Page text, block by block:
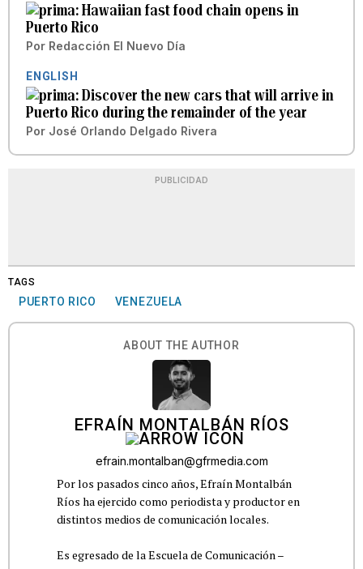
Hawaiian fast food chain opens in
Puerto Rico
Por Redacción El Nuevo Día
ENGLISH
Discover the new cars that will arrive in
Puerto Rico during the remainder of the year
Por José Orlando Delgado Rivera
PUBLICIDAD
TAGS
PUERTO RICO VENEZUELA
ABOUT THE AUTHOR
EFRAÍN MONTALBÁN RÍOS
efrain.montalban@gfrmedia.com
Por los pasados cinco años, Efraín Montalbán
Ríos ha ejercido como periodista y productor en
distintos medios de comunicación locales.
Es egresado de la Escuela de Comunicación –